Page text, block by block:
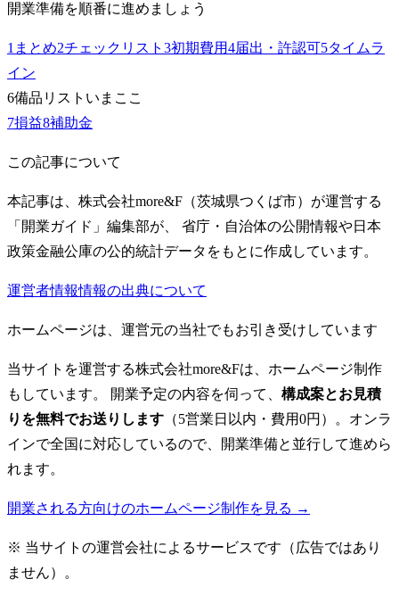
開業準備を順番に進めましょう
1 まとめ2チェックリスト 3初期費用4届出・許認可5タイムラ
イン
6備品リスト いまここ
7損益8補助金
この記事について
本記事は、株式会社more&F（茨城県つくば市）が運営する
「開業ガイド」編集部が、 省庁・自治体の公開情報や日本
政策金融公庫の公的統計データをもとに作成しています。
運営者情報情報の出典について
ホームページは、運営元の当社でもお引き受けしています
当サイトを運営する株式会社more&Fは、ホームページ制作
もしています。 開業予定の内容を伺って、 構成案とお見積
りを無料でお送りします （5営業日以内・費用0円）。オンラ
インで全国に対応しているので、開業準備と並行して進めら
れます。
開業される方向けのホームページ制作を見る →
※ 当サイトの運営会社によるサービスです（広告ではあり
ません）。